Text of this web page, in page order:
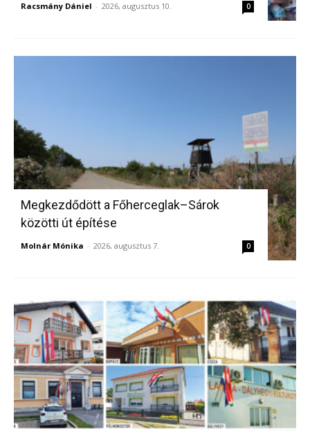
Racsmány Dániel - 2026, augusztus 10. 0
Megkezdődött a Főherceglak–Sárok
közötti út építése
Molnár Mónika - 2026, augusztus 7. 0